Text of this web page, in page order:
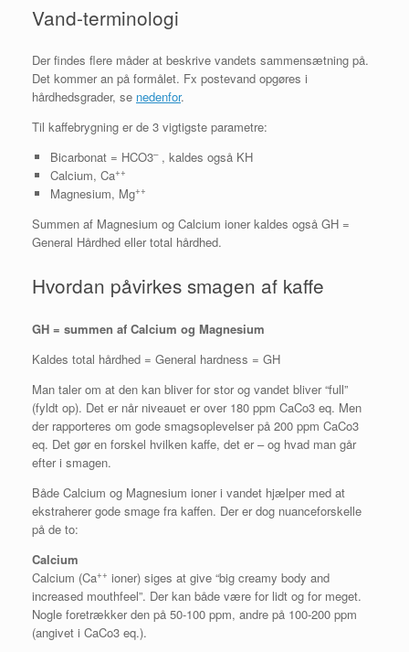
Vand-terminologi
Der findes flere måder at beskrive vandets sammensætning på.
Det kommer an på formålet. Fx postevand opgøres i
hårdhedsgrader, se nedenfor.
Til kaffebrygning er de 3 vigtigste parametre:
Bicarbonat = HCO3–, kaldes også KH
Calcium, Ca++
Magnesium, Mg++
Summen af Magnesium og Calcium ioner kaldes også GH =
General Hårdhed eller total hårdhed.
Hvordan påvirkes smagen af kaffe
GH = summen af Calcium og Magnesium
Kaldes total hårdhed = General hardness = GH
Man taler om at den kan bliver for stor og vandet bliver “full”
(fyldt op). Det er når niveauet er over 180 ppm CaCo3 eq. Men
der rapporteres om gode smagsoplevelser på 200 ppm CaCo3
eq. Det gør en forskel hvilken kaffe, det er – og hvad man går
efter i smagen.
Både Calcium og Magnesium ioner i vandet hjælper med at
ekstraherer gode smage fra kaffen. Der er dog nuanceforskelle
på de to:
Calcium
Calcium (Ca++ ioner) siges at give “big creamy body and
increased mouthfeel”. Der kan både være for lidt og for meget.
Nogle foretrækker den på 50-100 ppm, andre på 100-200 ppm
(angivet i CaCo3 eq.).